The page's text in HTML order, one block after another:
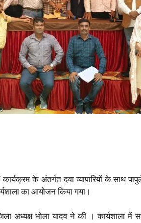
के अंतर्गत दवा व्यापारियों के साथ
का आयोजन किया गया।
अध्यक्ष भोला यादव ने की । कार्यशाला